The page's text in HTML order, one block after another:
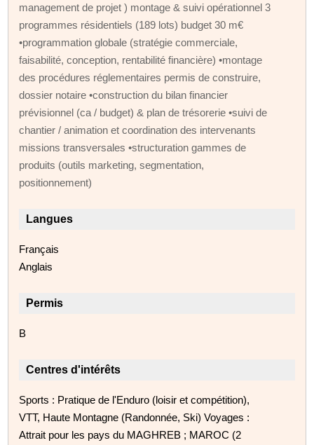
management de projet ) montage & suivi opérationnel 3
programmes résidentiels (189 lots) budget 30 m€
•programmation globale (stratégie commerciale,
faisabilité, conception, rentabilité financière) •montage
des procédures réglementaires permis de construire,
dossier notaire •construction du bilan financier
prévisionnel (ca / budget) & plan de trésorerie •suivi de
chantier / animation et coordination des intervenants
missions transversales •structuration gammes de
produits (outils marketing, segmentation,
positionnement)
Langues
Français
Anglais
Permis
B
Centres d'intérêts
Sports : Pratique de l'Enduro (loisir et compétition),
VTT, Haute Montagne (Randonnée, Ski) Voyages :
Attrait pour les pays du MAGHREB ; MAROC (2